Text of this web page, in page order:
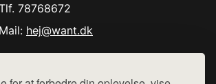
78768672
Mail: hej@want.dk